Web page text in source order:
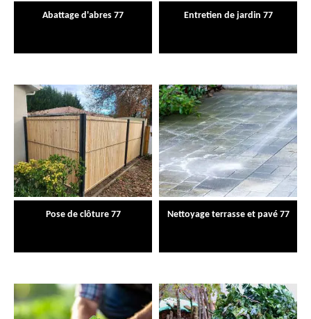
Abattage d'abres 77 Entretien de jardin 77
Pose de clôture 77 Nettoyage terrasse et pavé 77